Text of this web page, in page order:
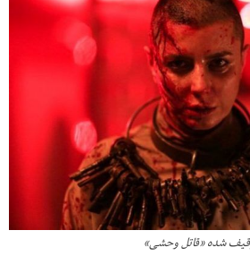
شده «قاتل ‌وحشی»